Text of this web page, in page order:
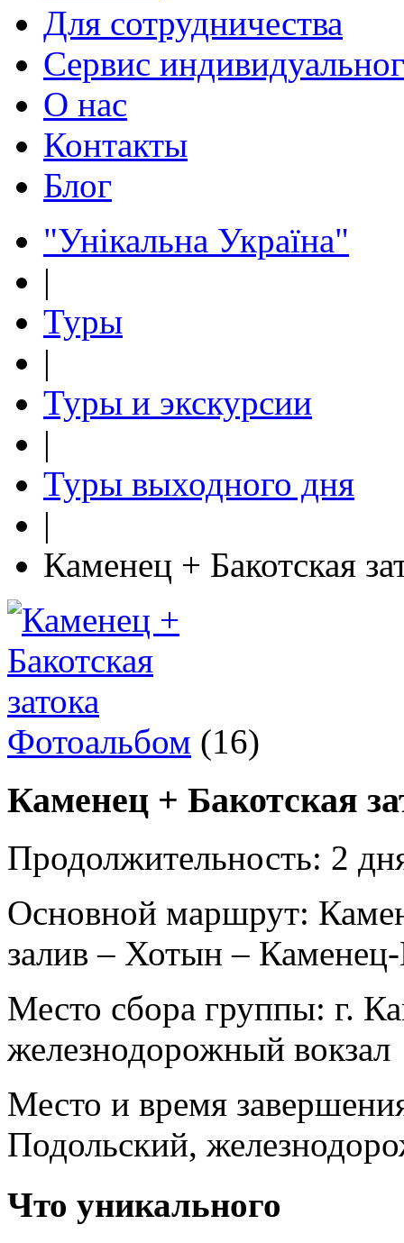
Для сотрудничества
Сервис
О нас
Контакты
Блог
"Унікальна Україна"
|
Туры
|
Туры и экскурсии
|
Туры выходного дня
|
Каменец + Бакотская
Фотоальбом (16)
Каменец + Бакотская
Продолжительность: 2
Основной маршрут:
залив – Хотын –
Место сбора группы: г.
железнодорожный вокзал
Место и время
Подольский,
Что уникального